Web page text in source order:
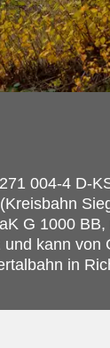
004-4 D-
G 1000 BB,
und kann von
in